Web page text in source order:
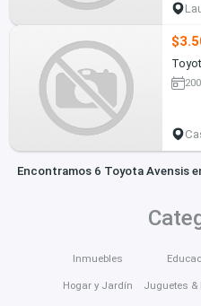
Encontramos 6 Toyota Avensis
Inmuebles
Hogar y Jardín Juguetes &